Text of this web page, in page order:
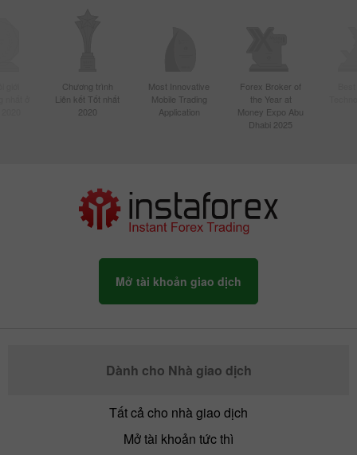
Chương trình
Liên kết Tốt nhất
2020
Most Innovative
Mobile Trading
Application
Forex Broker of
the Year at
Money Expo Abu
Dhabi 2025
Mở tài khoản giao dịch
Dành cho Nhà giao dịch
Tất cả cho nhà giao dịch
Mở tài khoản tức thì